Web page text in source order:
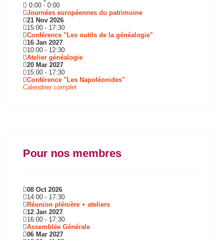
0:00 - 0:00
Journées européennes du patrimoine
21 Nov 2026
15:00 - 17:30
Conférence "Les outils de la généalogie"
16 Jan 2027
10:00 - 12:30
Atelier généalogie
20 Mar 2027
15:00 - 17:30
Conférence "Les Napoléonides"
Calendrier complet
Pour nos membres
08 Oct 2026
14:00 - 17:30
Réunion plénière + ateliers
12 Jan 2027
16:00 - 17:30
Assemblée Générale
06 Mar 2027